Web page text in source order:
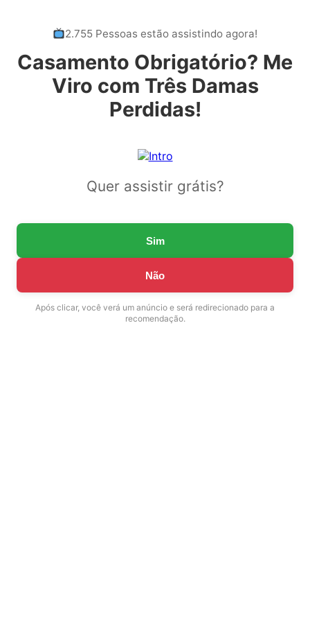
2.755 Pessoas estão assistindo agora!
Casamento Obrigatório? Me
Viro com Três Damas
Perdidas!
Quer assistir grátis?
Sim
Não
Após clicar, você verá um anúncio e será redirecionado para a
recomendação.